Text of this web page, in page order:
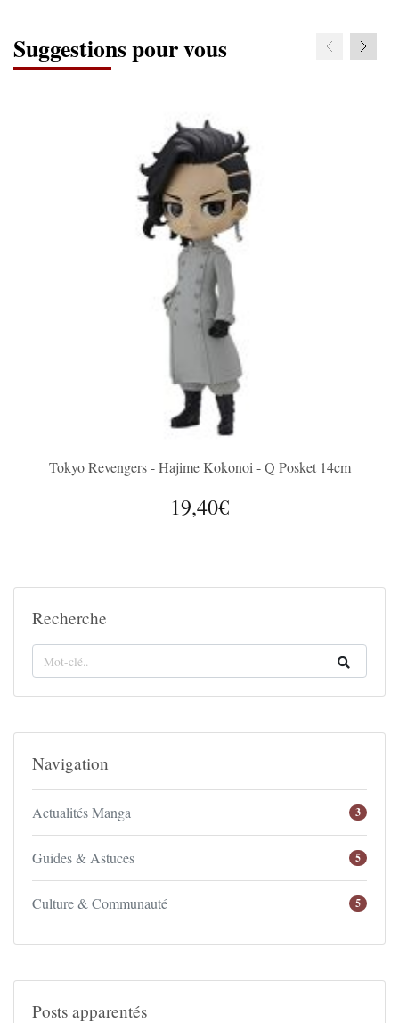
Suggestions pour vous
Tokyo Revengers - Hajime Kokonoi - Q Posket 14cm
19,40€
Recherche
Navigation
Actualités Manga 3
Guides & Astuces 5
Culture & Communauté 5
Posts apparentés